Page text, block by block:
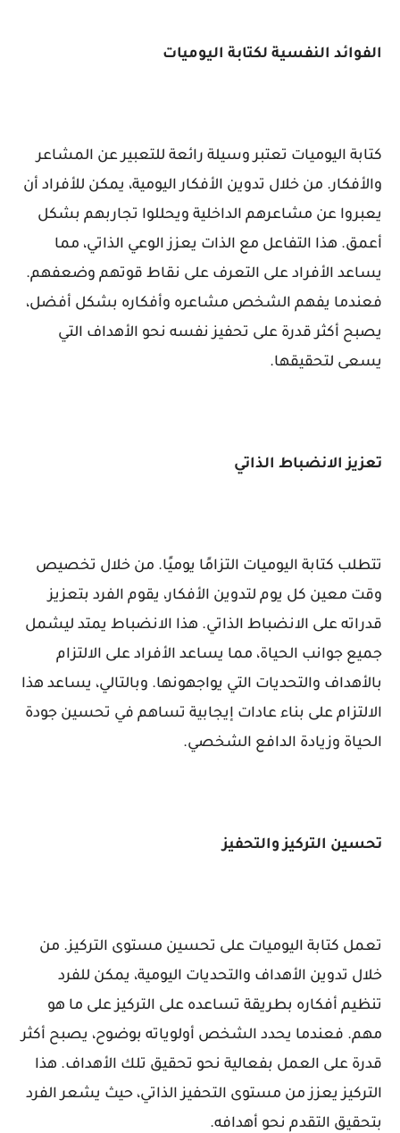
الفوائد النفسية لكتابة اليوميات
كتابة اليوميات تعتبر وسيلة رائعة للتعبير عن المشاعر
والأفكار. من خلال تدوين الأفكار اليومية، يمكن للأفراد أن
يعبروا عن مشاعرهم الداخلية ويحللوا تجاربهم بشكل
أعمق. هذا التفاعل مع الذات يعزز الوعي الذاتي، مما
يساعد الأفراد على التعرف على نقاط قوتهم وضعفهم.
فعندما يفهم الشخص مشاعره وأفكاره بشكل أفضل،
يصبح أكثر قدرة على تحفيز نفسه نحو الأهداف التي
يسعى لتحقيقها.
تعزيز الانضباط الذاتي
تتطلب كتابة اليوميات التزامًا يوميًا. من خلال تخصيص
وقت معين كل يوم لتدوين الأفكار، يقوم الفرد بتعزيز
قدراته على الانضباط الذاتي. هذا الانضباط يمتد ليشمل
جميع جوانب الحياة، مما يساعد الأفراد على الالتزام
بالأهداف والتحديات التي يواجهونها. وبالتالي، يساعد هذا
الالتزام على بناء عادات إيجابية تساهم في تحسين جودة
الحياة وزيادة الدافع الشخصي.
تحسين التركيز والتحفيز
تعمل كتابة اليوميات على تحسين مستوى التركيز. من
خلال تدوين الأهداف والتحديات اليومية، يمكن للفرد
تنظيم أفكاره بطريقة تساعده على التركيز على ما هو
مهم. فعندما يحدد الشخص أولوياته بوضوح، يصبح أكثر
قدرة على العمل بفعالية نحو تحقيق تلك الأهداف. هذا
التركيز يعزز من مستوى التحفيز الذاتي، حيث يشعر الفرد
بتحقيق التقدم نحو أهدافه.